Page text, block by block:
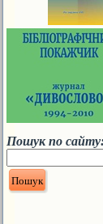
Пошук по